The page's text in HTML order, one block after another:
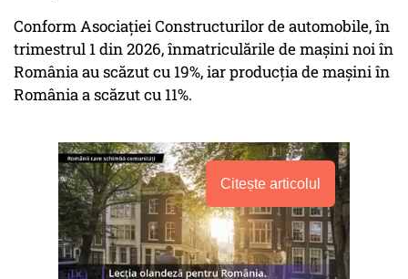
Conform Asociației Constructurilor de automobile, în
trimestrul 1 din 2026, înmatriculările de mașini noi în
România au scăzut cu 19%, iar producția de mașini în
România a scăzut cu 11%.
Citește articolul